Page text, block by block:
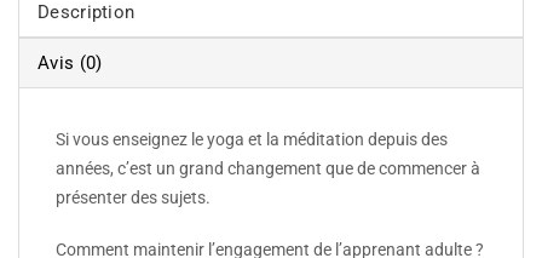
Description
Avis (0)
Si vous enseignez le yoga et la méditation depuis des
années, c’est un grand changement que de commencer à
présenter des sujets.
Comment maintenir l’engagement de l’apprenant adulte ?